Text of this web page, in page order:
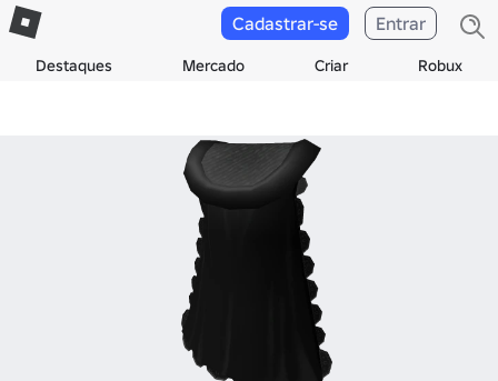
Destaques Mercado Criar Robux
Cadastrar-se Entrar